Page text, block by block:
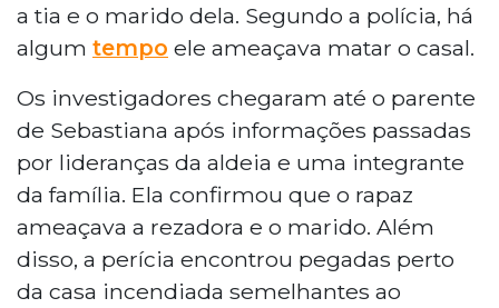
a tia e o marido dela. Segundo a polícia, há
algum tempo ele ameaçava matar o casal.
Os investigadores chegaram até o parente
de Sebastiana após informações passadas
por lideranças da aldeia e uma integrante
da família. Ela confirmou que o rapaz
ameaçava a rezadora e o marido. Além
disso, a perícia encontrou pegadas perto
da casa incendiada semelhantes ao